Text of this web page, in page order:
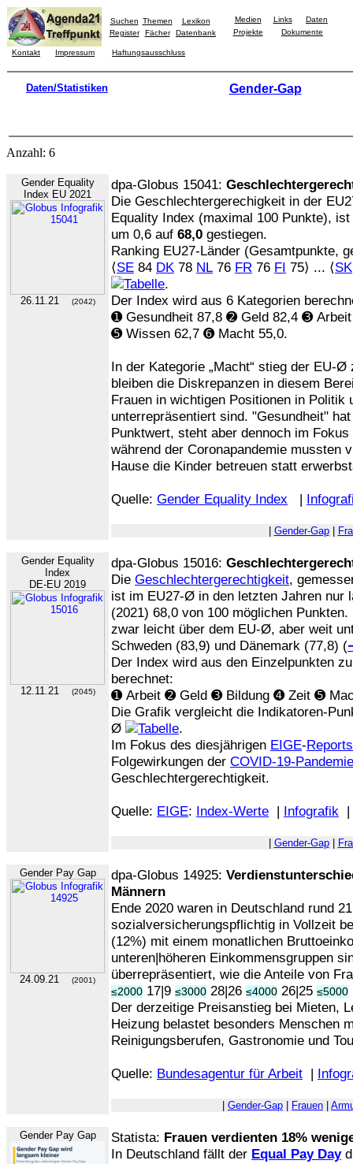
Suchen Themen
Lexikon
Register
Fächer Datenbank
Medien Links
Daten
Projekte
Dokumente
Kontakt Impressum Haftungsausschluss
Daten/Statistiken Gender-Gap
Anzahl: 6
Gender Equality
Index EU 2021
26.11.21 (2042)
dpa-Globus 15041:
Die Geschlechtergerechigkeit in der
Equality Index (maximal 100 Punkte), ist
um 0,6 auf 68,0 gestiegen.
Ranking EU27-Länder (Gesamtpunkte,
⟨SE 84 DK 78 NL 76 FR 76 FI 75⟩ ... ⟨SK
.
Der Index wird aus 6 Kategorien
➊ Gesundheit 87,8 ➋ Geld 82,4 ➌
➎ Wissen 62,7 ➏ Macht 55,0.
In der Kategorie „Macht“ stieg der EU-
bleiben die Diskrepanzen in diesem
Frauen in wichtigen Positionen in Politik
unterrepräsentiert sind. "Gesundheit"
Punktwert, steht aber dennoch im
während der Coronapandemie mussten
Hause die Kinder betreuen statt
Quelle: Gender Equality Index |
Gender-Gap|
Gender Equality
Index
DE-EU 2019
12.11.21 (2045)
dpa-Globus 15016:
Die Geschlechtergerechtigkeit,
ist im EU27-Ø in den letzten Jahren nur
(2021) 68,0 von 100 möglichen
zwar leicht über dem EU-Ø, aber weit
Schweden (83,9) und Dänemark (77,8) (
Der Index wird aus den Einzelpunkten
berechnet:
➊ Arbeit ➋ Geld ➌ Bildung ➍ Zeit ➎
Die Grafik vergleicht die Indikatoren-
Ø
.
Im Fokus des diesjährigen EIGE-Reports
Folgewirkungen der COVID-19-Pandemie
Geschlechtergerechtigkeit.
Quelle: EIGE: Index-Werte | Infografik |
Gender-Gap|
Gender Pay Gap
24.09.21 (2001)
dpa-Globus 14925:
Männern
Ende 2020 waren in Deutschland rund
sozialversicherungspflichtig in Vollzeit
(12%) mit einem monatlichen
unteren|höheren Einkommensgruppen
überrepräsentiert, wie die Anteile von
≤2000 17|9 ≤3000 28|26 ≤4000 26|25 ≤5000
Der derzeitige Preisanstieg bei Mieten,
Heizung belastet besonders Menschen
Reinigungsberufen, Gastronomie und
Quelle: Bundesagentur für Arbeit |
Gender-Gap Frauen
Gender Pay Gap Statista: Frauen verdienten 18%
In Deutschland fällt der Equal Pay Day